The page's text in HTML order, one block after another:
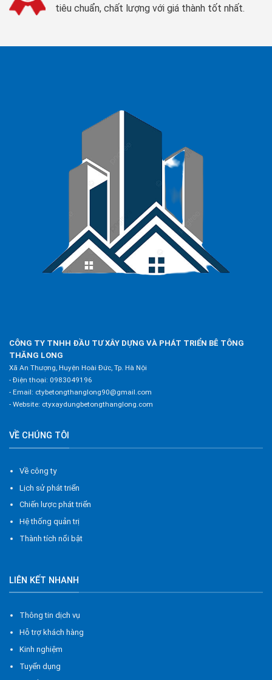
tiêu chuẩn, chất lượng với giá thành tốt nhất.
CÔNG TY TNHH ĐẦU TƯ XÂY DỰNG VÀ PHÁT TRIỂN BÊ TÔNG
THĂNG LONG
Xã An Thượng, Huyện Hoài Đức, Tp. Hà Nội
- Điện thoại: 0983049196
- Email: ctybetongthanglong90@gmail.com
- Website: ctyxaydungbetongthanglong.com
VỀ CHÚNG TÔI
Về công ty
Lịch sử phát triển
Chiến lược phát triển
Hệ thống quản trị
Thành tích nổi bật
LIÊN KẾT NHANH
Thông tin dịch vụ
Hỗ trợ khách hàng
Kinh nghiệm
Tuyển dụng